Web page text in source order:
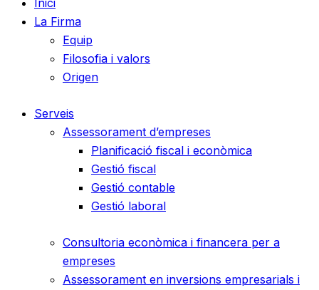
La Firma
Equip
Filosofia i valors
Origen
Serveis
Assessorament d’empreses
Planificació fiscal i econòmica
Gestió fiscal
Gestió contable
Gestió laboral
Consultoria econòmica i financera per a
empreses
Assessorament en inversions empresarials i